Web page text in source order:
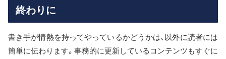
終わりに
書き手が情熱を持ってやっているかどうかは、以外に読者には
簡単に伝わります。事務的に更新しているコンテンツもすぐに